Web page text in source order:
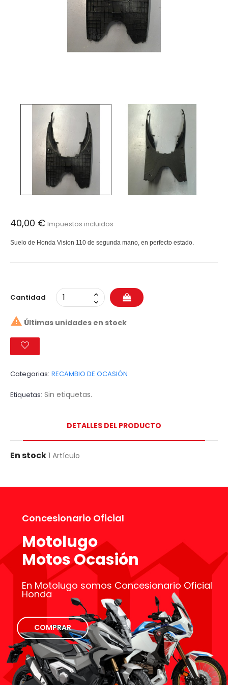
40,00 € Impuestos incluidos
Suelo de Honda Vision 110 de segunda mano, en perfecto estado.
Cantidad
 Últimas unidades en stock
Categorias: RECAMBIO DE OCASIÓN
Etiquetas Sin etiquetas.
DETALLES DEL PRODUCTO
En stock 1 Artículo
Concesionario Oficial
Motolugo
Motos Ocasión
En Motolugo somos Concesionario Oficial
Honda
COMPRAR